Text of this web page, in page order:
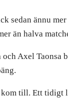
ännu
än halva
Axel
till. Ett